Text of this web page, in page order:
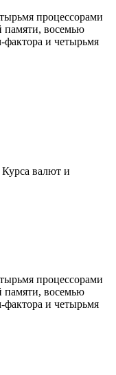
процессорами
памяти, восемью
фактора и четырьмя
валют и
процессорами
памяти, восемью
фактора и четырьмя